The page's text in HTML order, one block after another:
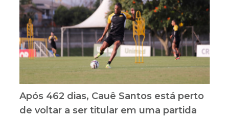
Após 462 dias, Cauê Santos está perto
de voltar a ser titular em uma partida